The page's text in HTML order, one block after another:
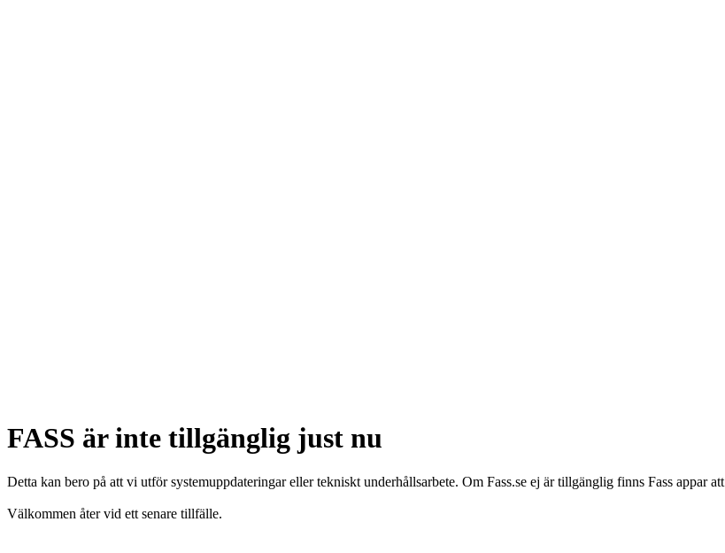
FASS är inte tillgänglig just nu
Detta kan bero på att vi utför systemuppdateringar eller tekniskt underhållsarbete. Om Fass.se ej är tillgänglig finns Fass appar
Välkommen åter vid ett senare tillfälle.